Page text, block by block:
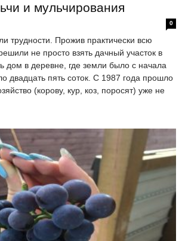
и мульчирования
0
трудности. Прожив практически всю
не просто взять дачный участок в
дом в деревне, где земли было с начала
двадцать пять соток. С 1987 года прошло
(корову, кур, коз, поросят) уже не